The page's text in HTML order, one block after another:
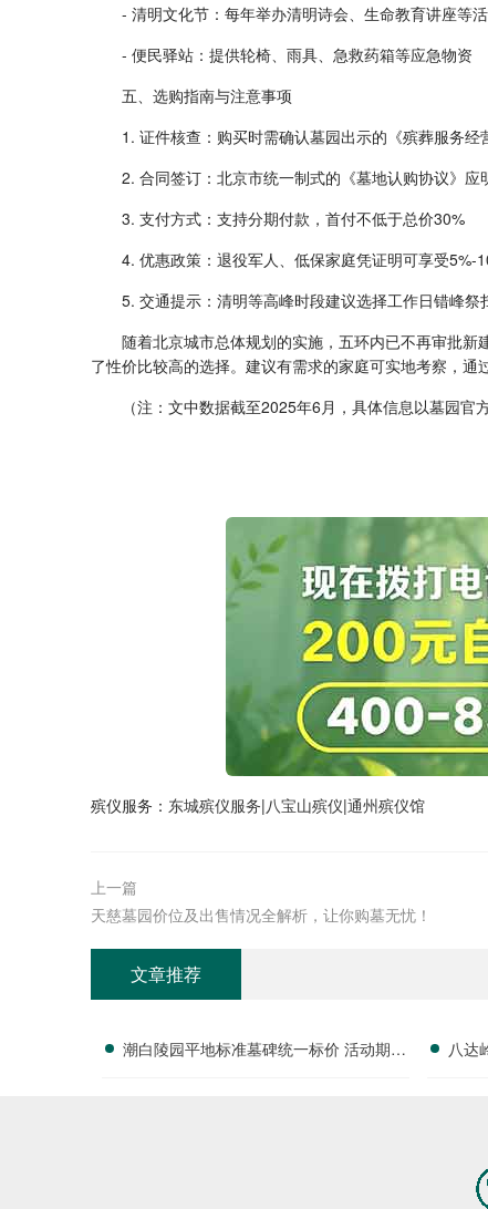
- 清明文化节：每年举办清明诗会、生命教育讲座等
- 便民驿站：提供轮椅、雨具、急救药箱等应急物资
五、选购指南与注意事项
1. 证件核查：购买时需确认墓园出示的《殡葬服务经
2. 合同签订：北京市统一制式的《墓地认购协议》
3. 支付方式：支持分期付款，首付不低于总价30%
4. 优惠政策：退役军人、低保家庭凭证明可享受5%-
5. 交通提示：清明等高峰时段建议选择工作日错峰祭
随着北京城市总体规划的实施，五环内已不再审批新
了性价比较高的选择。建议有需求的家庭可实地考察，
（注：文中数据截至2025年6月，具体信息以墓园官
殡仪服务： 东城殡仪服务|八宝山殡仪|通州殡仪馆
上一篇
天慈墓园价位及出售情况全解析，让你购墓无忧！
文章推荐
潮白陵园平地标准墓碑统一标价 活动期间
八达